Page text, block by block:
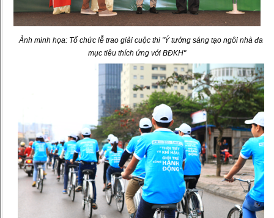
Ảnh minh họa: Tổ chức lễ trao giải cuộc thi "Ý tưởng sáng tạo ngôi nhà đa
mục tiêu thích ứng với BĐKH"